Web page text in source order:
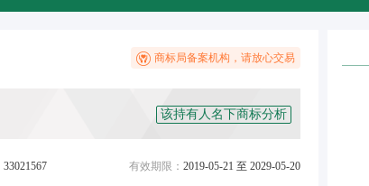
商标局备案机构，请放心交易
该持有人名下商标分析
33021567 有效期限： 2019-05-21 至 2029-05-20